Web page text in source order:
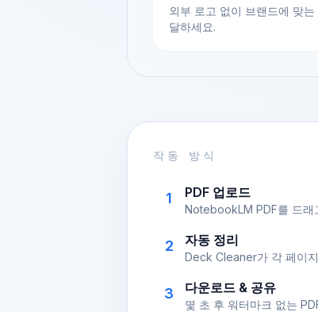
외부 로고 없이 브랜드에 맞
달하세요.
작동 방식
1 PDF 업로드
NotebookLM PDF를 드래
2 자동 정리
Deck Cleaner가 각 페이
3 다운로드 & 공유
몇 초 후 워터마크 없는